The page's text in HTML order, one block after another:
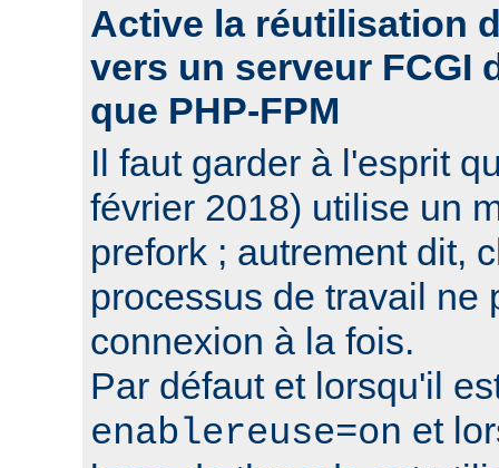
Active la réutilisation
vers un serveur FCGI
que PHP-FPM
Il faut garder à l'esprit
février 2018) utilise un
prefork ; autrement dit,
processus de travail ne
connexion à la fois.
Par défaut et lorsqu'il
enablereuse=on et